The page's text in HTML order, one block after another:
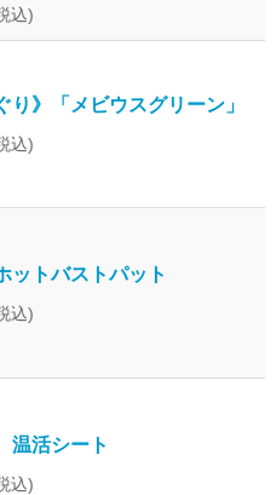
込)
り》「メビウスグリーン」
込)
ットバストパット
込)
活シート
込)